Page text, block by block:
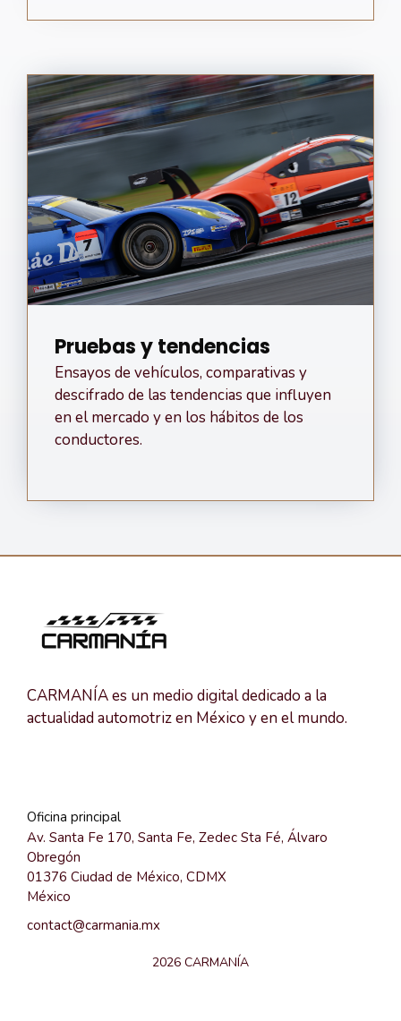
Pruebas y tendencias
Ensayos de vehículos, comparativas y
descifrado de las tendencias que influyen
en el mercado y en los hábitos de los
conductores.
CARMANÍA es un medio digital dedicado a la
actualidad automotriz en México y en el mundo.
Oficina principal
Av. Santa Fe 170, Santa Fe, Zedec Sta Fé, Álvaro
Obregón
01376 Ciudad de México, CDMX
México
contact@carmania.mx
2026 CARMANÍA